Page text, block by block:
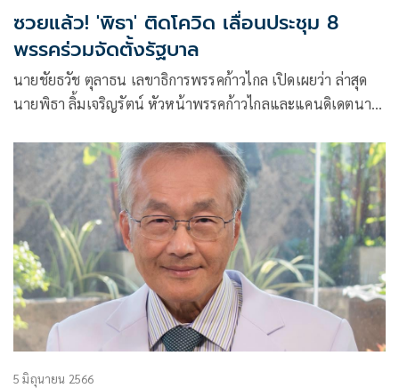
ซวยแล้ว! 'พิธา' ติดโควิด เลื่อนประชุม 8
พรรคร่วมจัดตั้งรัฐบาล
นายชัยธวัช ตุลาธน เลขาธิการพรรคก้าวไกล เปิดเผยว่า ล่าสุด
นายพิธา ลิ้มเจริญรัตน์ หัวหน้าพรรคก้าวไกลและแคนดิเดตนา
ประชุมแกนนำ 8 พรรคร่วมออกไป
5 มิถุนายน 2566